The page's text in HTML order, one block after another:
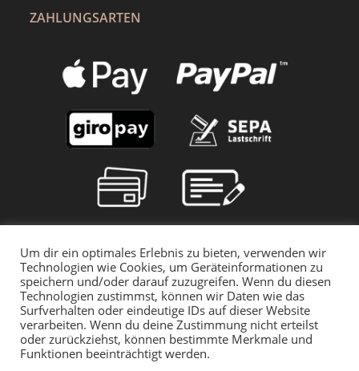
ZAHLUNGSARTEN
Um dir ein optimales Erlebnis zu bieten, verwenden wir
Technologien wie Cookies, um Geräteinformationen zu
speichern und/oder darauf zuzugreifen. Wenn du diesen
Technologien zustimmst, können wir Daten wie das
Surfverhalten oder eindeutige IDs auf dieser Website
verarbeiten. Wenn du deine Zustimmung nicht erteilst
oder zurückziehst, können bestimmte Merkmale und
Funktionen beeinträchtigt werden.